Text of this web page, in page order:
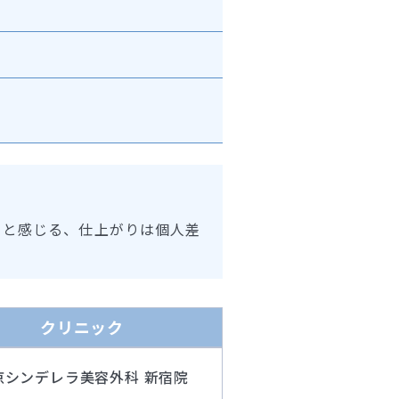
感じる、仕上がりは個人差
クリニック
シンデレラ美容外科 新宿院